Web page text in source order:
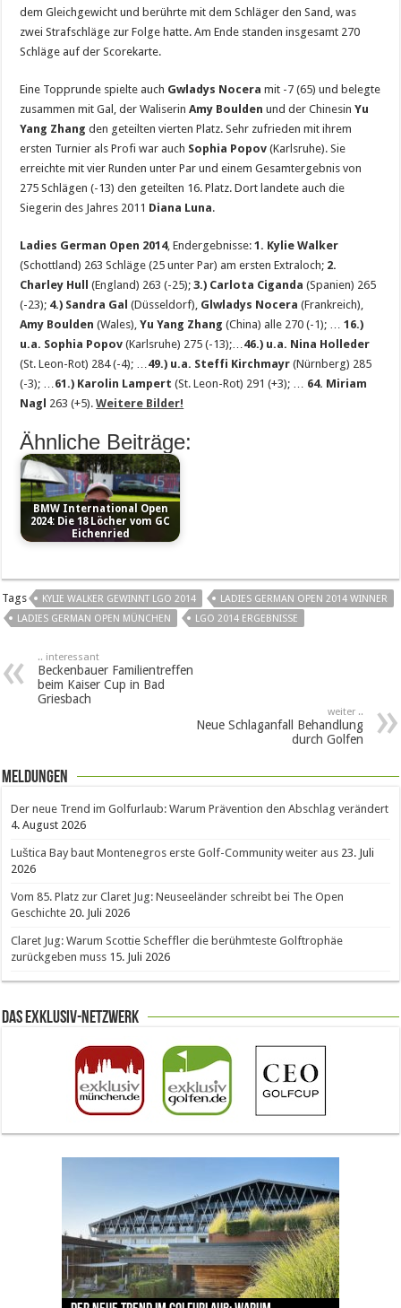
dem Gleichgewicht und berührte mit dem Schläger den Sand, was
zwei Strafschläge zur Folge hatte. Am Ende standen insgesamt 270
Schläge auf der Scorekarte.
Eine Topprunde spielte auch Gwladys Nocera mit -7 (65) und belegte
zusammen mit Gal, der WaliserinAmy Boulden und der Chinesin Yu
Yang Zhang den geteilten vierten Platz. Sehr zufrieden mit ihrem
ersten Turnier als Profi war auch Sophia Popov (Karlsruhe). Sie
erreichte mit vier Runden unter Par und einem Gesamtergebnis von
275 Schlägen (-13) den geteilten 16. Platz. Dort landete auch die
Siegerin des Jahres 2011 Diana Luna.
Ladies German Open 2014, Endergebnisse:1. Kylie Walker
(Schottland) 263 Schläge (25 unter Par) am ersten Extraloch; 2.
Charley Hull
(England) 263 (-25);3.) Carlota Ciganda (Spanien) 265
(-23); 4.) Sandra Gal (Düsseldorf), Glwladys Nocera (Frankreich),
Amy Boulden (Wales),Yu Yang Zhang (China) alle 270 (-1); …16.)
u.a. Sophia Popov (Karlsruhe) 275 (-13);… 46.) u.a. Nina Holleder
(St. Leon-Rot) 284 (-4); … 49.) u.a. Steffi Kirchmayr (Nürnberg) 285
(-3); … 61.) Karolin Lampert (St. Leon-Rot) 291 (+3); … 64. Miriam
Nagl 263 (+5).Weitere Bilder!
Ähnliche Beiträge:
BMW International Open
2024: Die 18 Löcher vom GC
Eichenried
Tags KYLIE WALKER GEWINNT LGO 2014
LADIES GERMAN OPEN 2014 WINNER
LADIES GERMAN OPEN MÜNCHEN
LGO 2014 ERGEBNISSE
.. interessant
Beckenbauer Familientreffen
beim Kaiser Cup in Bad
Griesbach
weiter ..
Neue Schlaganfall Behandlung
durch Golfen
Meldungen
Der neue Trend im Golfurlaub: Warum Prävention den Abschlag verändert
4. August 2026
Luštica Bay baut Montenegros erste Golf-Community weiter aus 23. Juli
2026
Vom 85. Platz zur Claret Jug: Neuseeländer schreibt bei The Open
Geschichte 20. Juli 2026
Claret Jug: Warum Scottie Scheffler die berühmteste Golftrophäe
zurückgeben muss 15. Juli 2026
Das Exklusiv-Netzwerk
The Open 2026 in Royal Birkdale: Warum der